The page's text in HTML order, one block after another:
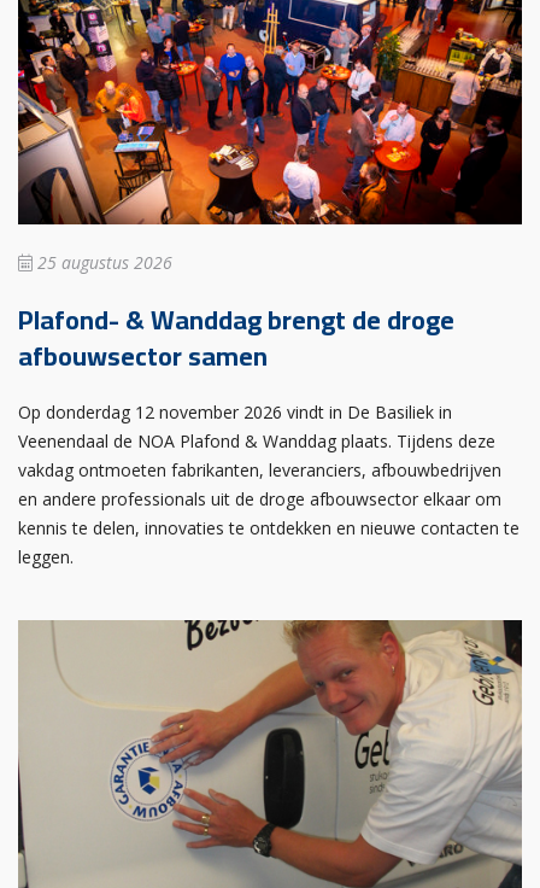
25 augustus 2026
Plafond- & Wanddag brengt de droge
afbouwsector samen
Op donderdag 12 november 2026 vindt in De Basiliek in
Veenendaal de NOA Plafond & Wanddag plaats. Tijdens deze
vakdag ontmoeten fabrikanten, leveranciers, afbouwbedrijven
en andere professionals uit de droge afbouwsector elkaar om
kennis te delen, innovaties te ontdekken en nieuwe contacten te
leggen.